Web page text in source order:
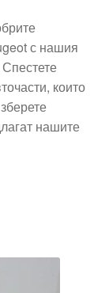
с нашия
които
нашите